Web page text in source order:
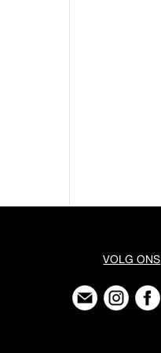
VOLG ONS